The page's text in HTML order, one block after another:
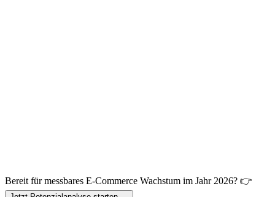
Bereit für messbares E-Commerce Wachstum im Jahr 2026? 👉